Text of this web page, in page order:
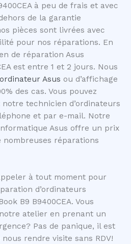
à peu de frais et avec
de la garantie
pièces sont livrées avec
pour nos réparations. En
de réparation Asus
est entre 1 et 2 jours. Nous
Asus ou d’affichage
des cas. Vous pouvez
technicien d’ordinateurs
et par e-mail. Notre
Asus offre un prix
réparations
à tout moment pour
d’ordinateurs
B9 B9400CEA. Vous
atelier en prenant un
Pas de panique, il est
rendre visite sans RDV!